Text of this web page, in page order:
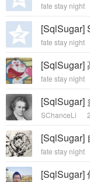
fate stay night
[SqlSugar]
fate stay night
[SqlSugar]
fate stay night
SChanceLi
fate stay night